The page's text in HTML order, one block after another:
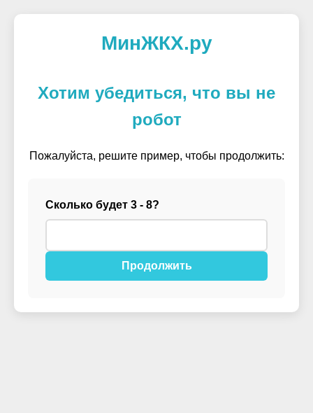
МинЖКХ.ру
Хотим убедиться, что вы не
робот
Пожалуйста, решите пример, чтобы продолжить:
Сколько будет 3 - 8?
Продолжить